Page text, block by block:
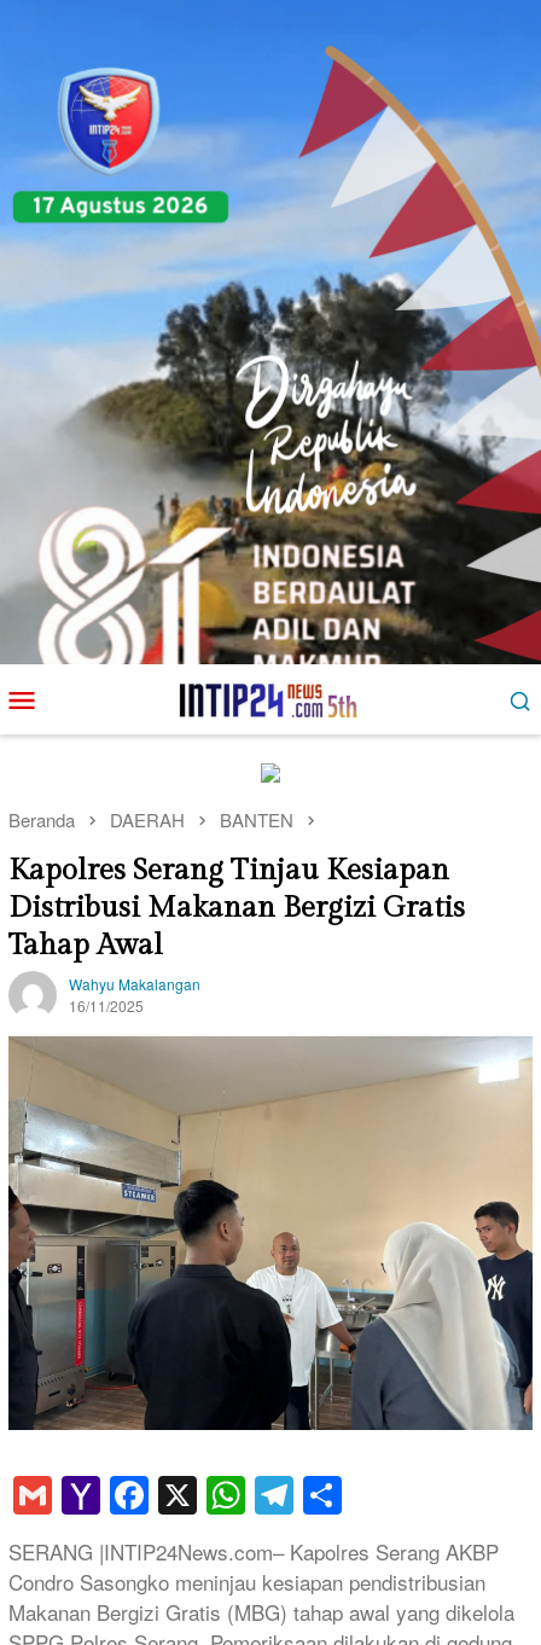
ke
kontenMobile
Beranda DAERAH BANTEN
Kapolres Serang Tinjau Kesiapan
Distribusi Makanan Bergizi Gratis
Tahap Awal
Wahyu Makalangan
16/11/2025
GmailYahoo
Mail
Facebook
X WhatsApp
Telegram
SERANG |INTIP24News.com– Kapolres Serang AKBP
Condro Sasongko meninjau kesiapan pendistribusian
Makanan Bergizi Gratis (MBG) tahap awal yang dikelola